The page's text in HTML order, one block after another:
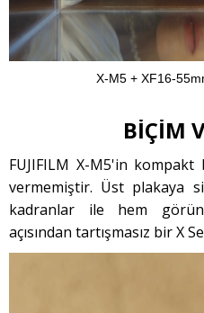
X-M5 + XF16-
BİÇİM
FUJIFILM X-M5'in
vermemiştir. Üst plakaya
kadranlar ile hem
açısından tartışmasız bir X